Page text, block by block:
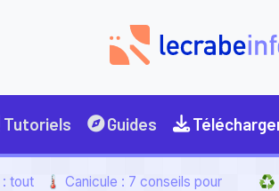
Tutoriels Guides
tout
🌡️ Canicule : 7 conseils pour
♻️